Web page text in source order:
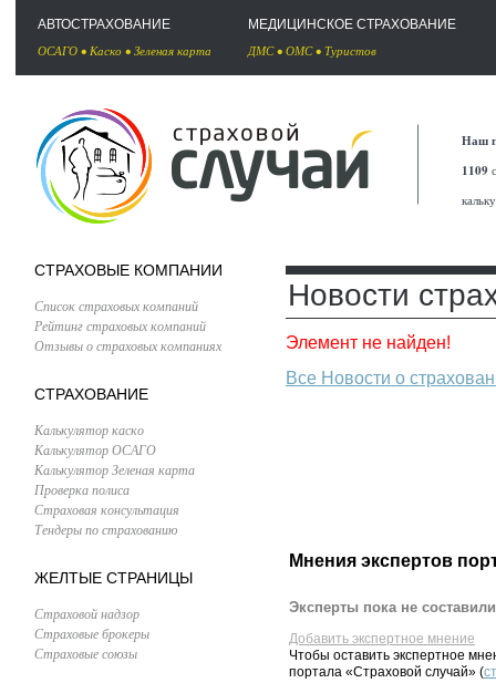
АВТОСТРАХОВАНИЕ
ОСАГО • Каско • Зеленая карта
МЕДИЦИНСКОЕ СТРАХОВАНИЕ
ДМС• ОМС• Туристов
Наш
1109
СТРАХОВЫЕ КОМПАНИИ
Список страховых компаний
Рейтинг страховых компаний
Отзывы о страховых компаниях
СТРАХОВАНИЕ
Калькулятор каско
Калькулятор ОСАГО
Калькулятор Зеленая карта
Проверка полиса
Страховая консультация
Тендеры по страхованию
ЖЕЛТЫЕ СТРАНИЦЫ
Страховой надзор
Страховые брокеры
Страховые союзы
Новости
Элемент не найден!
Все Новости о
Мнения экспертов
Эксперты пока не
Добавить экспертное мнение
Чтобы оставить экспертное
портала «Страховой случай» (